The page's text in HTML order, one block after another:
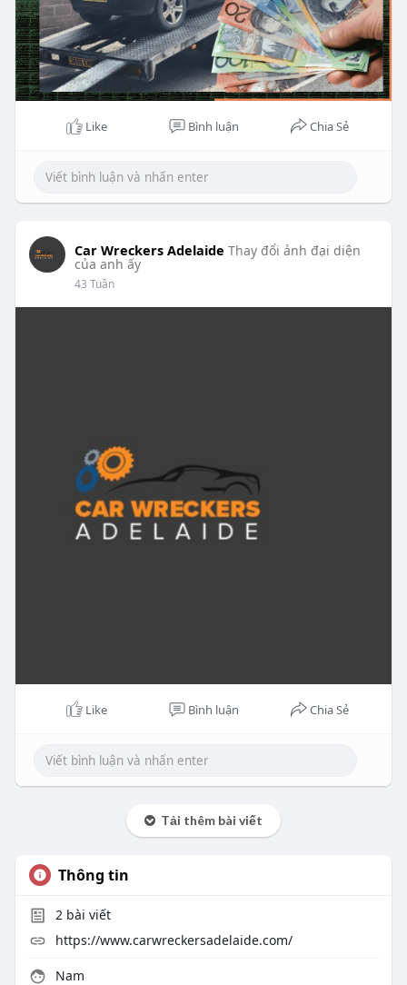
Like Bình luận Chia Sẻ
Car Wreckers Adelaide Thay đổi ảnh đại diện
của anh ấy
43 Tuần
Like Bình luận Chia Sẻ
Tải thêm bài viết
Thông tin
2 bài viết
https://www.carwreckersadelaide.com/
Nam